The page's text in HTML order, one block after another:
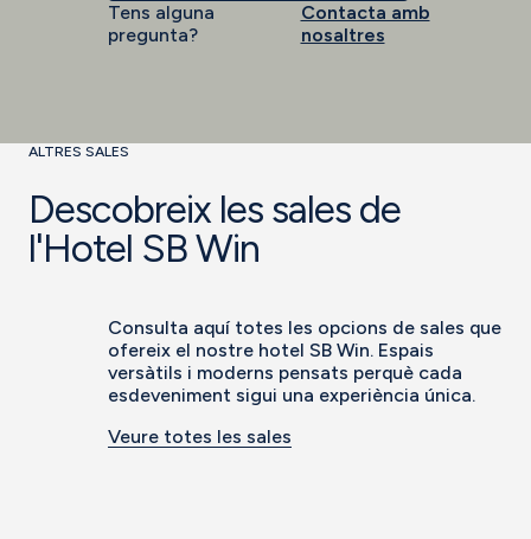
Tens alguna
pregunta?
Contacta amb
nosaltres
ALTRES SALES
Descobreix les sales de
l'Hotel SB Win
Consulta aquí totes les opcions de sales que
ofereix el nostre hotel SB Win. Espais
versàtils i moderns pensats perquè cada
esdeveniment sigui una experiència única.
Veure totes les sales